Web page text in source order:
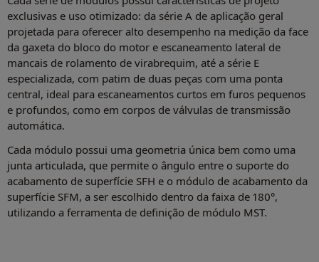
exclusivas e uso otimizado: da série A de aplicação geral
projetada para oferecer alto desempenho na medição da face
da gaxeta do bloco do motor e escaneamento lateral de
mancais de rolamento de virabrequim, até a série E
especializada, com patim de duas peças com uma ponta
central, ideal para escaneamentos curtos em furos pequenos
e profundos, como em corpos de válvulas de transmissão
automática.
Cada módulo possui uma geometria única bem como uma
junta articulada, que permite o ângulo entre o suporte do
acabamento de superfície SFH e o módulo de acabamento da
superfície SFM, a ser escolhido dentro da faixa de 180°,
utilizando a ferramenta de definição de módulo MST.